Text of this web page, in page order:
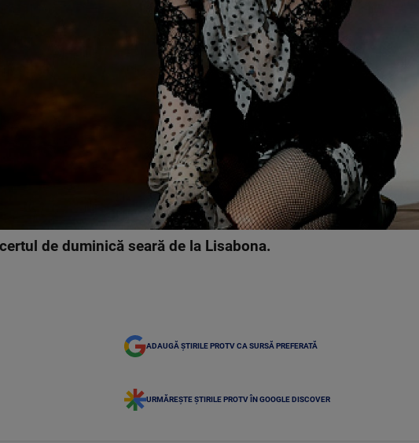
de duminică seară de la Lisabona.
ADAUGĂ ȘTIRILE PROTV CA SURSĂ PREFERATĂ
URMĂREȘTE ȘTIRILE PROTV ÎN GOOGLE DISCOVER